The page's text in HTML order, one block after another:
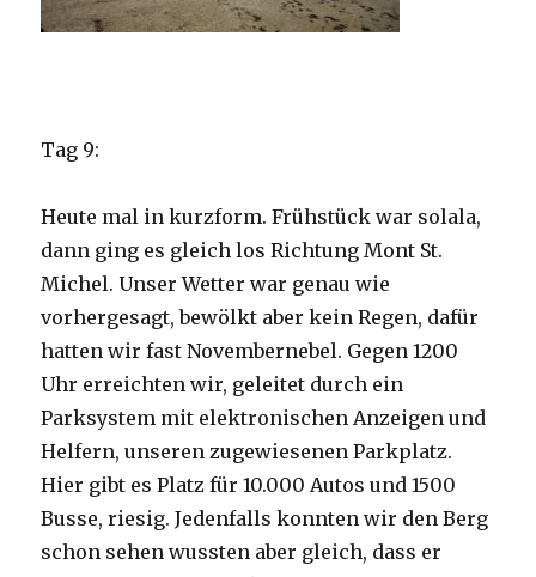
Tag 9:
Heute mal in kurzform. Frühstück war solala,
dann ging es gleich los Richtung Mont St.
Michel. Unser Wetter war genau wie
vorhergesagt, bewölkt aber kein Regen, dafür
hatten wir fast Novembernebel. Gegen 1200
Uhr erreichten wir, geleitet durch ein
Parksystem mit elektronischen Anzeigen und
Helfern, unseren zugewiesenen Parkplatz.
Hier gibt es Platz für 10.000 Autos und 1500
Busse, riesig. Jedenfalls konnten wir den Berg
schon sehen wussten aber gleich, dass er